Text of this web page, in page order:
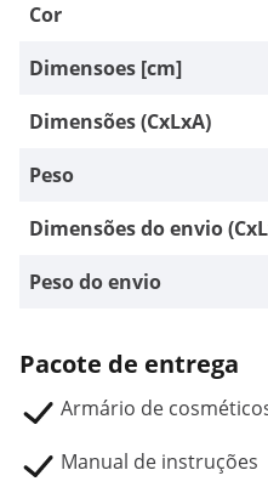
Cor
Dimensoes [cm]
Dimensões (CxLxA)
Peso
Dimensões do envio
Peso do envio
Pacote de entrega
Armário de
Manual de instruções